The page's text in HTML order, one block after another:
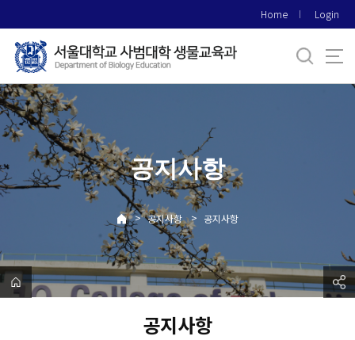
로
메
뉴
Home Login
공지사항
> 공지사항 > 공지사항
공지사항